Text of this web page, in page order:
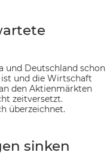
und Deutschland schon
und die Wirtschaft
den Aktienmärkten
zeitversetzt.
überzeichnet.
sinken